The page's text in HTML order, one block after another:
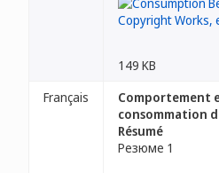
149 KB
Français
Comportement
consommation
Résumé
Резюме 1